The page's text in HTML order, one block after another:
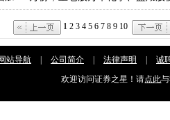
1 2 3 4 5 6 7 8 9 10
站导航 | 公司简介 | 法律声明 |
诚
欢迎访问证券之星！请点此